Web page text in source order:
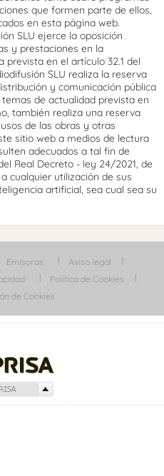
que formen parte de ellos,
en esta página web.
SLU ejerce la oposición
y prestaciones en la
en el artículo 32.1 del
SLU realiza la reserva
y comunicación pública
de actualidad prevista en
también realiza una reserva
de las obras y otras
sitio web a medios de lectura
adecuados a tal fin de
Real Decreto - ley 24/2021, de
cualquier utilización de sus
artificial, sea cual sea su
Emisoras
Aviso legal
Política de Cookies
de Cookies